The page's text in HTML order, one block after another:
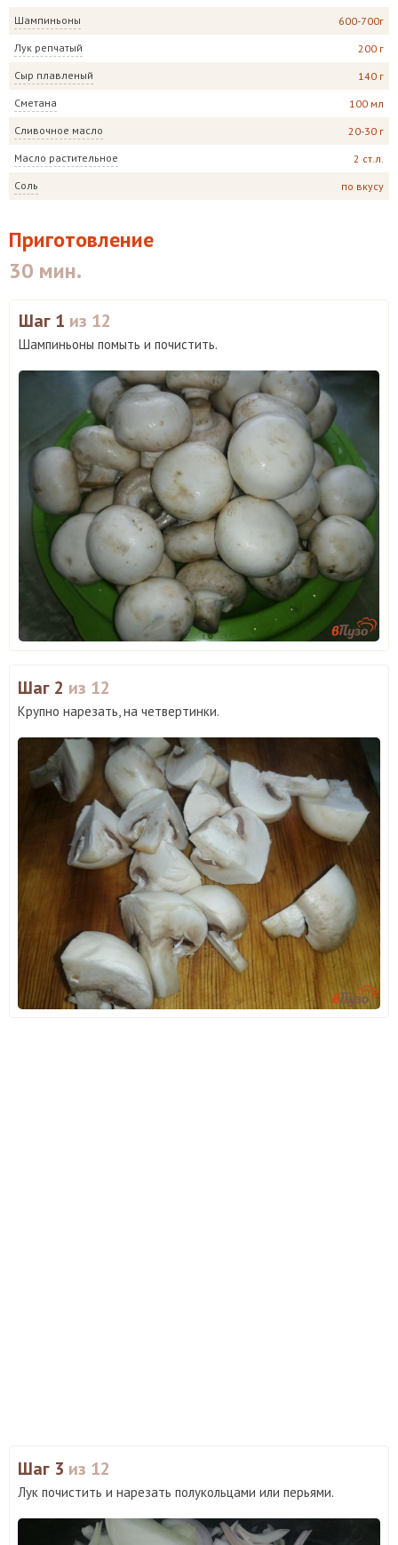
Шампиньоны 600-700г
Лук репчатый 200 г
Сыр плавленый 140 г
Сметана 100 мл
Сливочное масло 20-30 г
Масло растительное 2 ст.л.
Соль по вкусу
Приготовление
30 мин.
Шаг 1 из 12
Шампиньоны помыть и почистить.
Шаг 2 из 12
Крупно нарезать, на четвертинки.
Шаг 3 из 12
Лук почистить и нарезать полукольцами или перьями.